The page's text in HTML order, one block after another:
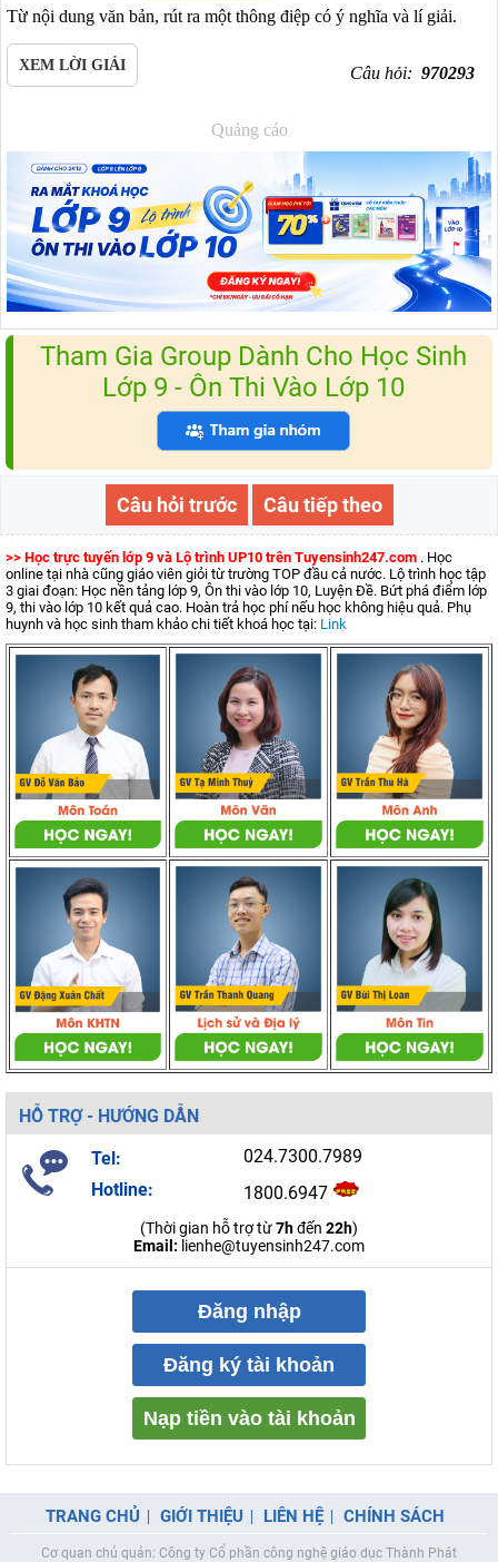
Từ nội dung văn bản, rút ra một thông điệp có ý nghĩa và lí giải.
XEM LỜI GIẢI Câu hỏi: 970293
Quảng cáo
Tham Gia Group Dành Cho Học Sinh
Lớp 9 - Ôn Thi Vào Lớp 10
Câu hỏi trước Câu tiếp theo
>> Học trực tuyến lớp 9 và Lộ trình UP10 trên Tuyensinh247.com . Học
online tại nhà cũng giáo viên giỏi từ trường TOP đầu cả nước. Lộ trình học tập
3 giai đoạn: Học nền tảng lớp 9, Ôn thi vào lớp 10, Luyện Đề. Bứt phá điểm lớp
9, thi vào lớp 10 kết quả cao. Hoàn trả học phí nếu học không hiệu quả. Phụ
huynh và học sinh tham khảo chi tiết khoá học tại: Link
HỖ TRỢ - HƯỚNG DẪN
Tel:
024.7300.7989
Hotline:
1800.6947
(Thời gian hỗ trợ từ7hđến 22h)
Email: lienhe@tuyensinh247.com
Đăng nhập
Đăng ký tài khoản
Nạp tiền vào tài khoản
TRANG CHỦ GIỚI THIỆU LIÊN HỆ CHÍNH SÁCH
Cơ quan chủ quản: Công ty Cổ phần công nghệ giáo dục Thành Phát